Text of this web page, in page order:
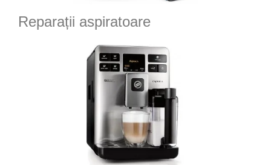
Reparații aspiratoare